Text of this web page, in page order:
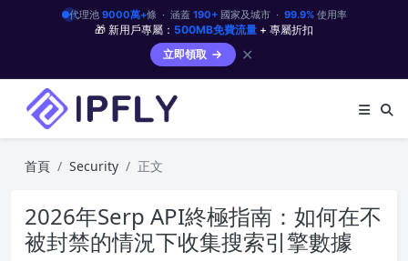
代理池 9000萬+條 · 涵蓋 190+國家及城市 · 99.9%使用率
🎁 新用戶專屬： 500MB免費流量 + 專屬折扣
立即領取
✕
首頁 Security 正文
2026年Serp API終極指南：如何在不
被封禁的情況下收集搜索引擎數據